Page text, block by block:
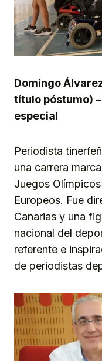
Domingo
título póstumo)
especial
Periodista
una carrera
Juegos
Europeos. Fue
Canarias y una
nacional del
referente e
de periodistas